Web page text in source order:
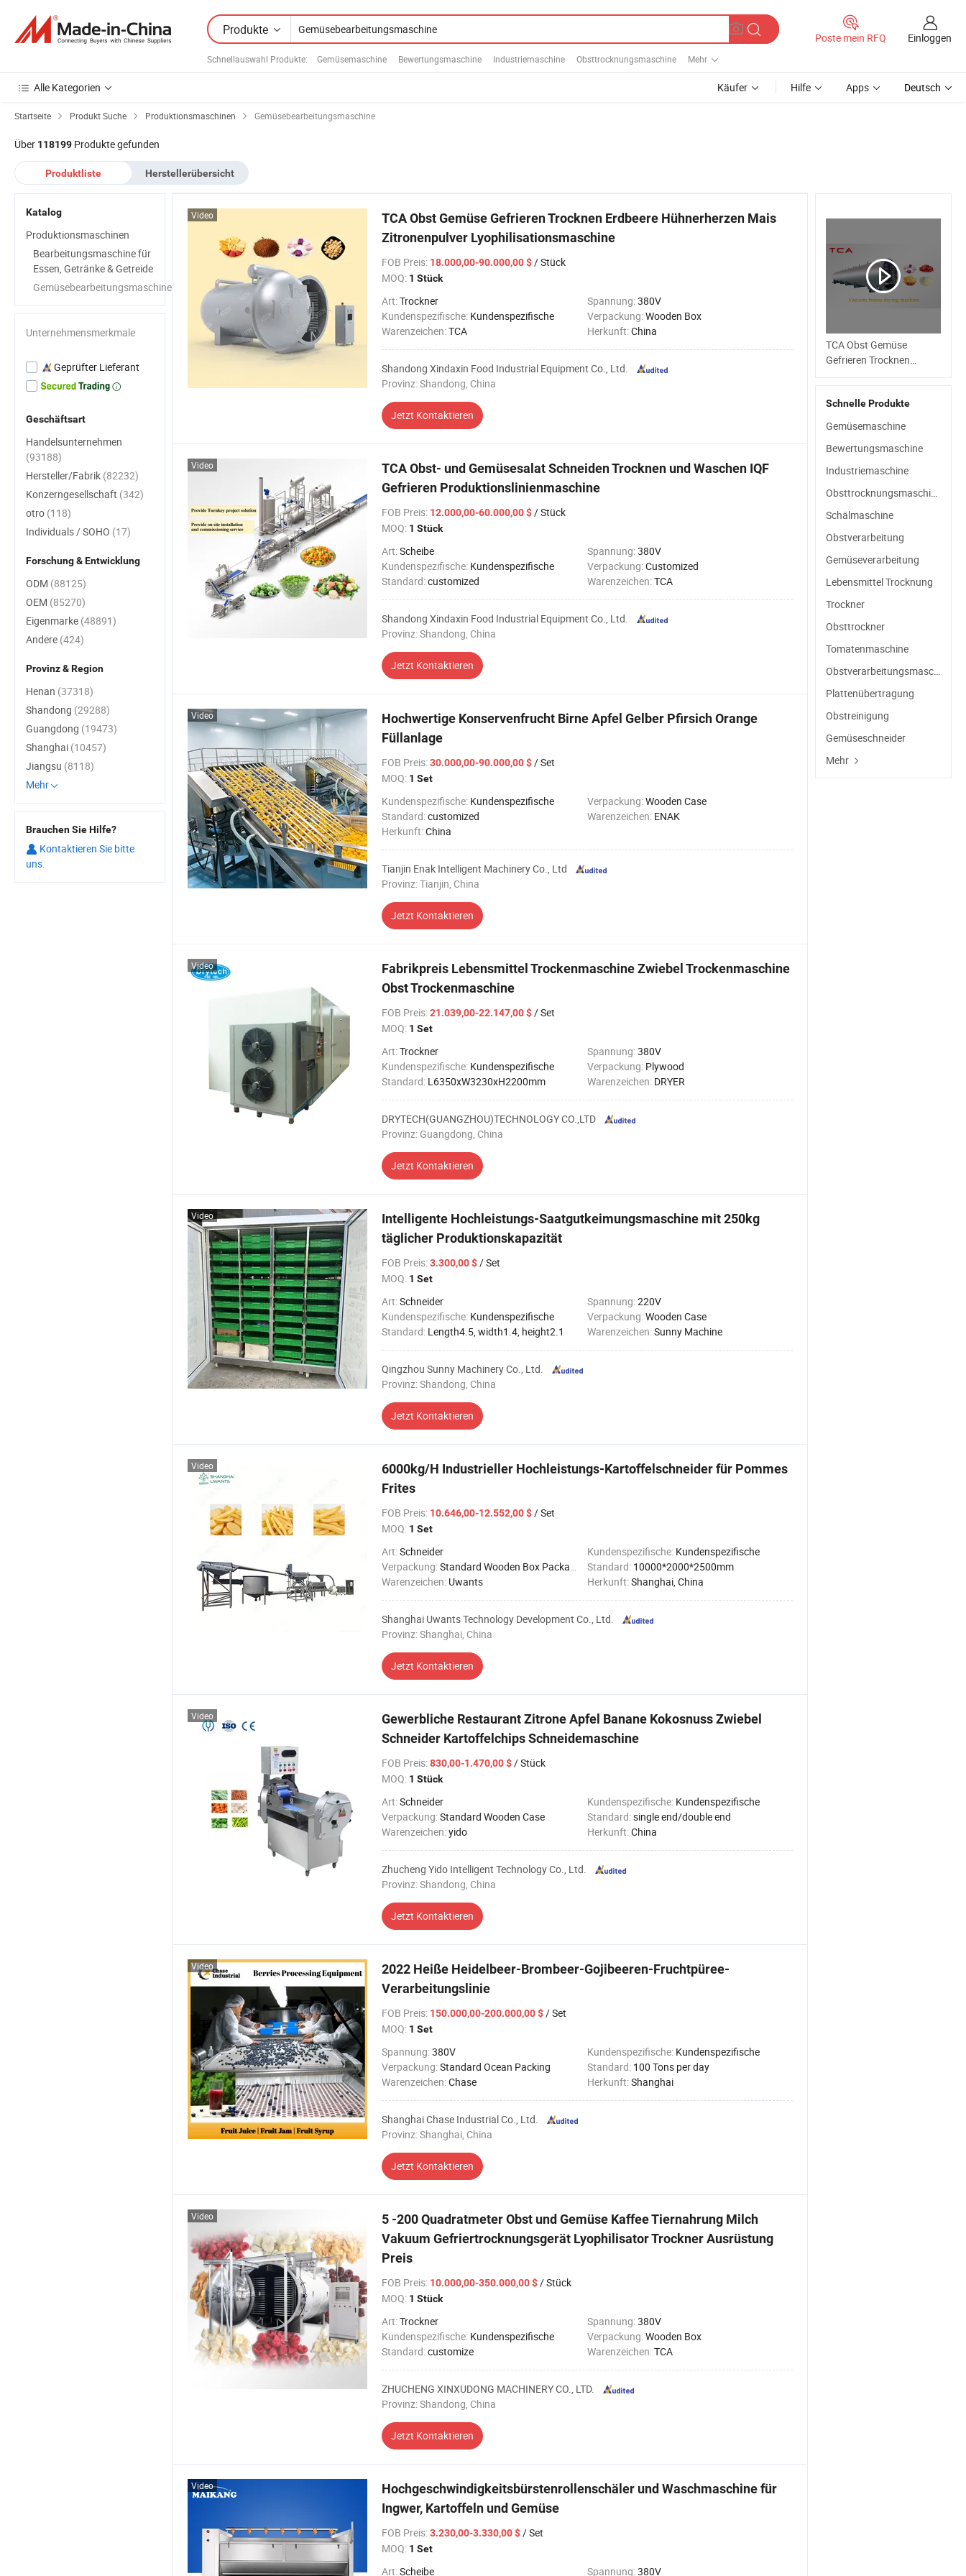
Produkte
Schnellauswahl Produkte: Gemüsemaschine Bewertungsmaschine Industriemaschine Obsttrocknungsmaschine Mehr
Poste mein RFQ Einloggen
Alle Kategorien Käufer Hilfe Apps Deutsch
Startseite Produkt Suche Produktionsmaschinen Gemüsebearbeitungsmaschine
Über 118199 Produkte gefunden
Produktliste Herstellerübersicht
TCA Obst Gemüse Gefrieren Trocknen Erdbeere Hühnerherzen Mais
Zitronenpulver Lyophilisationsmaschine
FOB Preis: 18.000,00-90.000,00 $/ Stück
MOQ: 1 Stück
Art:Trockner Spannung:380V
Kundenspezifische: Kundenspezifische Verpackung:Wooden Box
Warenzeichen:TCA Herkunft:China
Shandong Xindaxin Food Industrial Equipment Co., Ltd.
Provinz: Shandong, China
Jetzt Kontaktieren
Video
TCA Obst- und Gemüsesalat Schneiden Trocknen und Waschen IQF
Gefrieren Produktionslinienmaschine
FOB Preis: 12.000,00-60.000,00 $/ Stück
MOQ: 1 Stück
Art:Scheibe Spannung:380V
Kundenspezifische: Kundenspezifische Verpackung:Customized
Standard:customized Warenzeichen:TCA
Shandong Xindaxin Food Industrial Equipment Co., Ltd.
Provinz: Shandong, China
Jetzt Kontaktieren
Video
Hochwertige Konservenfrucht Birne Apfel Gelber Pfirsich Orange
Füllanlage
FOB Preis:30.000,00-90.000,00 $/ Set
MOQ: 1 Set
Kundenspezifische: Kundenspezifische Verpackung:Wooden Case
Standard:customized Warenzeichen: ENAK
Herkunft:China
Tianjin Enak Intelligent Machinery Co., Ltd
Provinz: Tianjin, China
Jetzt Kontaktieren
Video
Fabrikpreis Lebensmittel Trockenmaschine Zwiebel Trockenmaschine
Obst Trockenmaschine
FOB Preis:21.039,00-22.147,00 $/ Set
MOQ: 1 Set
Art:Trockner Spannung:380V
Kundenspezifische: Kundenspezifische Verpackung: Plywood
Standard: L6350xW3230xH2200mm Warenzeichen: DRYER
DRYTECH(GUANGZHOU)TECHNOLOGY CO.,LTD
Provinz: Guangdong, China
Jetzt Kontaktieren
Video
Intelligente Hochleistungs-Saatgutkeimungsmaschine mit 250kg
täglicher Produktionskapazität
FOB Preis:3.300,00 $/ Set
MOQ: 1 Set
Art:Schneider Spannung:220V
Kundenspezifische: Kundenspezifische Verpackung:Wooden Case
Standard: Length4.5, width1.4, height2.1 Warenzeichen:Sunny Machine
Qingzhou Sunny Machinery Co., Ltd.
Provinz: Shandong, China
Jetzt Kontaktieren
Video
6000kg/H Industrieller Hochleistungs-Kartoffelschneider für Pommes
Frites
FOB Preis: 10.646,00-12.552,00 $/ Set
MOQ: 1 Set
Art:Schneider Kundenspezifische: Kundenspezifische
Verpackung:Standard Wooden Box Packaging Standard: 10000*2000*2500mm
Warenzeichen: Uwants Herkunft:Shanghai, China
Shanghai Uwants Technology Development Co., Ltd.
Provinz: Shanghai, China
Jetzt Kontaktieren
Video
Gewerbliche Restaurant Zitrone Apfel Banane Kokosnuss Zwiebel
Schneider Kartoffelchips Schneidemaschine
FOB Preis:830,00-1.470,00 $/ Stück
MOQ: 1 Stück
Art:Schneider Kundenspezifische: Kundenspezifische
Verpackung:Standard Wooden Case Standard:single end/double end
Warenzeichen:yido Herkunft:China
Zhucheng Yido Intelligent Technology Co., Ltd.
Provinz: Shandong, China
Jetzt Kontaktieren
Video
2022 Heiße Heidelbeer-Brombeer-Gojibeeren-Fruchtpüree-
Verarbeitungslinie
FOB Preis: 150.000,00-200.000,00 $/ Set
MOQ: 1 Set
Spannung:380V Kundenspezifische: Kundenspezifische
Verpackung:Standard Ocean Packing Standard: 100 Tons per day
Warenzeichen:Chase Herkunft:Shanghai
Shanghai Chase Industrial Co., Ltd.
Provinz: Shanghai, China
Jetzt Kontaktieren
Video
5 -200 Quadratmeter Obst und Gemüse Kaffee Tiernahrung Milch
Vakuum Gefriertrocknungsgerät Lyophilisator Trockner Ausrüstung
Preis
FOB Preis: 10.000,00-350.000,00 $/ Stück
MOQ: 1 Stück
Art:Trockner Spannung:380V
Kundenspezifische: Kundenspezifische Verpackung:Wooden Box
Standard:customize Warenzeichen:TCA
ZHUCHENG XINXUDONG MACHINERY CO., LTD.
Provinz: Shandong, China
Jetzt Kontaktieren
Video
Hochgeschwindigkeitsbürstenrollenschäler und Waschmaschine für
Ingwer, Kartoffeln und Gemüse
FOB Preis:3.230,00-3.330,00 $/ Set
MOQ: 1 Set
Art:Scheibe Spannung:380V
Video
TCA Obst Gemüse
Gefrieren Trocknen
Erdbeere Hühnerherzen
Mais Zitronenpulver
Lyophilisationsmaschine
Schnelle Produkte
Gemüsemaschine
Bewertungsmaschine
Industriemaschine
Obsttrocknungsmaschine
Schälmaschine
Obstverarbeitung
Gemüseverarbeitung
Lebensmittel Trocknung
Trockner
Obsttrockner
Tomatenmaschine
Obstverarbeitungsmaschine
Plattenübertragung
Obstreinigung
Gemüseschneider
Mehr
Katalog
Produktionsmaschinen
Bearbeitungsmaschine für
Essen, Getränke & Getreide
Gemüsebearbeitungsmaschine
Unternehmensmerkmale
Geprüfter Lieferant
Geschäftsart
Handelsunternehmen
(93188)
Hersteller/Fabrik (82232)
Konzerngesellschaft (342)
otro (118)
Individuals / SOHO (17)
Forschung & Entwicklung
ODM (88125)
OEM (85270)
Eigenmarke (48891)
Andere (424)
Provinz & Region
Henan (37318)
Shandong (29288)
Guangdong (19473)
Shanghai (10457)
Jiangsu (8118)
Mehr
Brauchen Sie Hilfe?
Kontaktieren Sie bitte
uns.